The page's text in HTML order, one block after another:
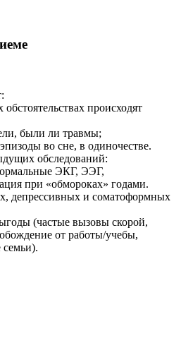
происходят
были ли травмы;
во сне, в одиночестве.
обследований:
ЭКГ, ЭЭГ,
при «обмороках» годами.
депрессивных и соматоформных
(частые вызовы скорой,
от работы/учебы,